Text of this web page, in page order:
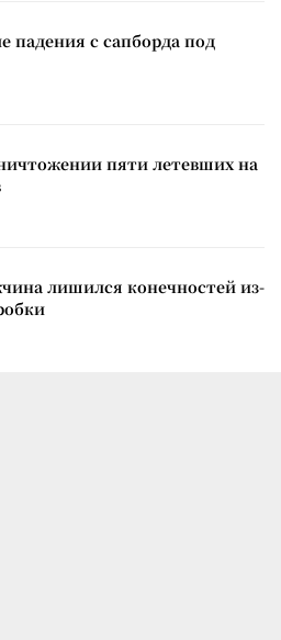
падения с сапборда под
пяти летевших на
лишился конечностей из-